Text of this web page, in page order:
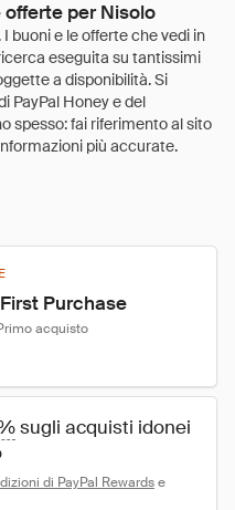
per Nisolo
Purchase
acquisto
sugli acquisti idonei
di PayPal Rewards e